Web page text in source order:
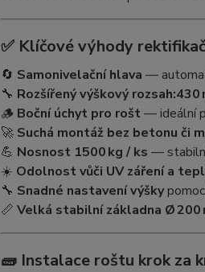
✅ Klíčové výhody
🔄 Samonivelační hlava —
🔧 Rozšířený výškový rozsah:430
🪵 Boční úchyt pro rošt — ideální
🚀 Suchá montáž bez betonu či
💪 Nosnost 1500 kg / ks —
☀️ Odolnost vůči UV záření a
🔧 Snadné nastavení výšky
📏 Velká stabilní základna Ø 200
🧱 Instalace roštu krok za